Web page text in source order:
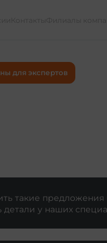
для экспертов
такие предложения
у наших